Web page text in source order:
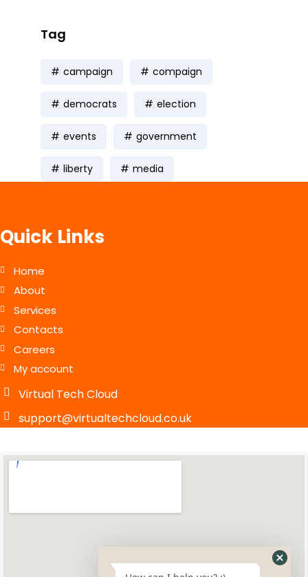
Tag
campaign compaign
democrats election
events government
liberty media
Quick Links
Home
About
Services
Contacts
Careers
My account
Virtual Tech Cloud
support@virtualtechcloud.co.uk